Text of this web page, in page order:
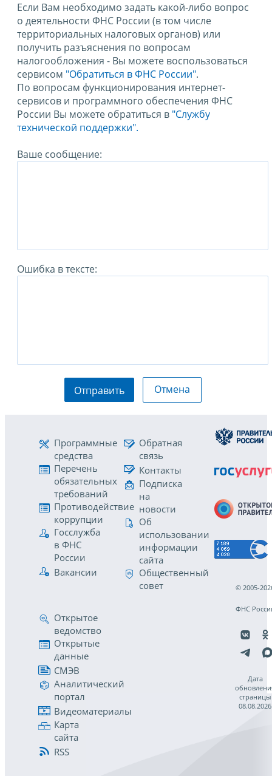
Если Вам необходимо задать какой-либо вопрос
о деятельности ФНС России (в том числе
территориальных налоговых органов) или
получить разъяснения по вопросам
налогообложения - Вы можете воспользоваться
сервисом "Обратиться в ФНС России".
По вопросам функционирования интернет-
сервисов и программного обеспечения ФНС
России Вы можете обратиться в "Службу
технической поддержки".
Ваше сообщение:
Ошибка в тексте:
Отправить Отмена
Программные
средства
Перечень
обязательных
требований
Противодействие
коррупции
Госслужба
в ФНС
России
Вакансии
Обратная
связь
Контакты
Подписка
на
новости
Об
использовании
информации
сайта
Общественный
совет
Открытое
ведомство
Открытые
данные
СМЭВ
Аналитический
портал
Видеоматериалы
Карта
сайта
RSS
© 2005-
ФНС
Дата
страницы
08.08.2026